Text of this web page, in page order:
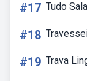
#17 Tudo
#18
#19 Trava